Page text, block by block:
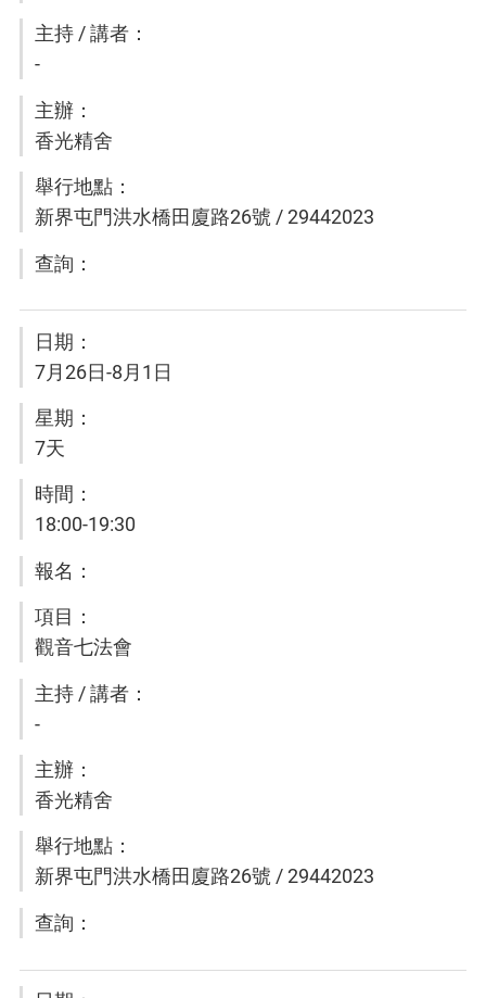
-
香光精舍
新界屯門洪水橋田廈路26號 / 29442023
7月26日-8月1日
7天
18:00-19:30
觀音七法會
-
香光精舍
新界屯門洪水橋田廈路26號 / 29442023